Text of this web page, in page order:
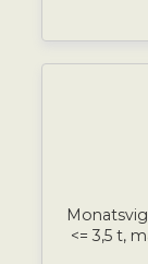
<= 3,5 t,